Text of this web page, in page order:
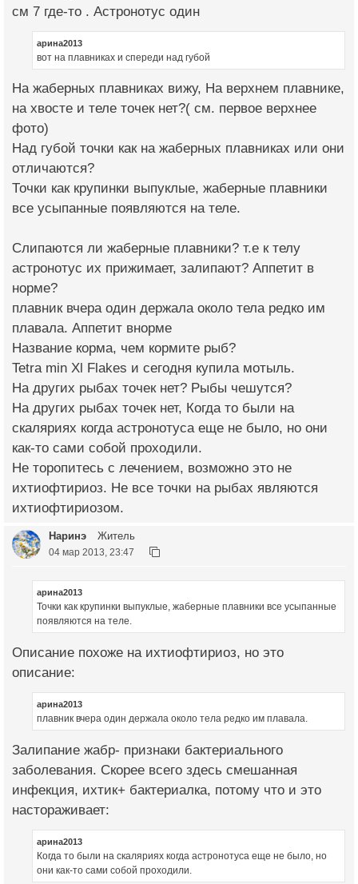
см 7 где-то . Астронотус один
арина2013
вот на плавниках и спереди над губой
На жаберных плавниках вижу, На верхнем плавнике,
на хвосте и теле точек нет?( см. первое верхнее
фото)
Над губой точки как на жаберных плавниках или они
отличаются?
Точки как крупинки выпуклые, жаберные плавники
все усыпанные появляются на теле.
Слипаются ли жаберные плавники? т.е к телу
астронотус их прижимает, залипают? Аппетит в
норме?
плавник вчера один держала около тела редко им
плавала. Аппетит внорме
Название корма, чем кормите рыб?
Tetra min Xl Flakes и сегодня купила мотыль.
На других рыбах точек нет? Рыбы чешутся?
На других рыбах точек нет, Когда то были на
скаляриях когда астронотуса еще не было, но они
как-то сами собой проходили.
Не торопитесь с лечением, возможно это не
ихтиофтириоз. Не все точки на рыбах являются
ихтиофтириозом.
Наринэ Житель
04 мар 2013, 23:47
арина2013
Точки как крупинки выпуклые, жаберные плавники все усыпанные
появляются на теле.
Описание похоже на ихтиофтириоз, но это
описание:
арина2013
плавник вчера один держала около тела редко им плавала.
Залипание жабр- признаки бактериального
заболевания. Скорее всего здесь смешанная
инфекция, ихтик+ бактериалка, потому что и это
настораживает:
арина2013
Когда то были на скаляриях когда астронотуса еще не было, но
они как-то сами собой проходили.